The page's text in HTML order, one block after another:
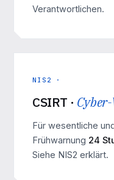
Verantwortlichen.
NIS2 ·
CSIRT ·
Für wesentliche
Frühwarnung 24
Siehe NIS2 erklärt.